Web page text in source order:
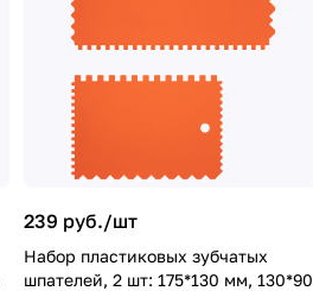
239 руб./шт
Набор пластиковых зубчатых
шпателей, 2 шт: 175*130 мм, 130*90